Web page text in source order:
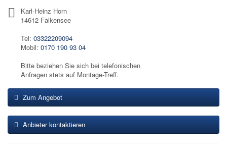
Karl-Heinz Horn
14612 Falkensee
Tel: 03322209094
Mobil: 0170 190 93 04
Bitte beziehen Sie sich bei telefonischen
Anfragen stets auf Montage-Treff.
Zum Angebot
Anbieter kontaktieren